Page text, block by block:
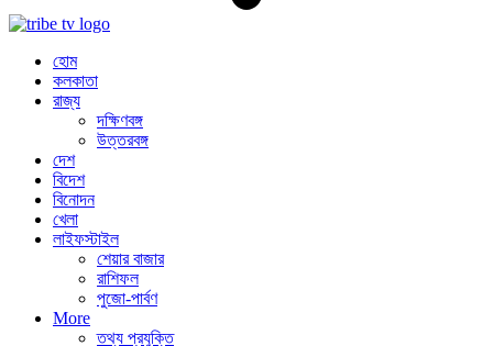
হোম
কলকাতা
রাজ্য
দক্ষিণবঙ্গ
উত্তরবঙ্গ
দেশ
বিদেশ
বিনোদন
খেলা
লাইফস্টাইল
শেয়ার বাজার
রাশিফল
পুজো-পার্বণ
More
তথ্য প্রযুক্তি